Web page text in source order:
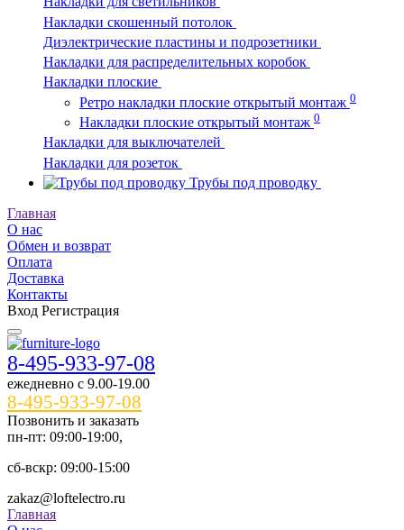
Накладки скошенный потолок
Диэлектрические пластины и подрозетники
Накладки для распределительных коробок
Накладки плоские
Ретро накладки плоские открытый монтаж 0
Накладки плоские открытый монтаж 0
Накладки для выключателей
Накладки для розеток
Трубы под проводку
Главная
О нас
Обмен и возврат
Оплата
Доставка
Контакты
Вход Регистрация
8-495-933-97-08
ежедневно c 9.00-19.00
8-495-933-97-08
Позвонить и заказать
пн-пт: 09:00-19:00,
сб-вскр: 09:00-15:00
zakaz@loftelectro.ru
Главная